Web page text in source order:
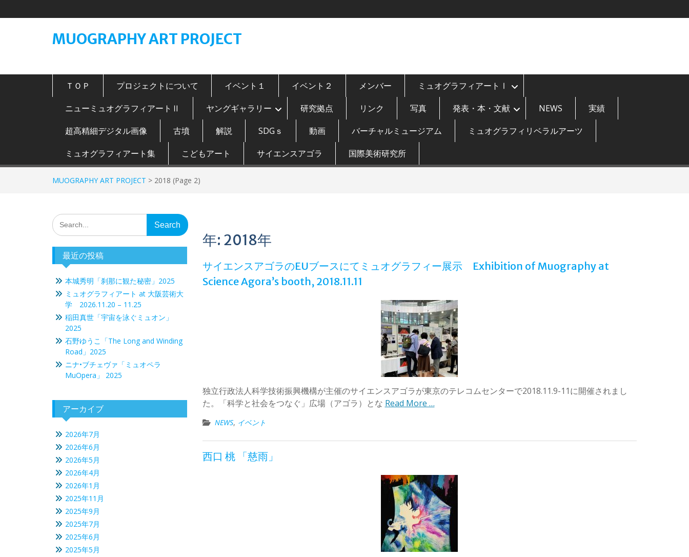
to
MUOGRAPHY ART PROJECT
ＴＯＰ プロジェクトについて イベント１ イベント２ メンバー
ミュオグラフィアートⅠ
ニューミュオグラフィアートⅡ
ヤングギャラリー 研究拠点 リンク 写真 発表・本・文献 NEWS
実績
超高精細デジタル画像
古墳 解説 SDGｓ 動画 バーチャルミュージアム
ミュオグラフィリベラルアーツ
ミュオグラフィアート集
こどもアート サイエンスアゴラ 国際美術研究所
MUOGRAPHY ART PROJECT > 2018 (Page 2)
年: 2018年
サイエンスアゴラのEUブースにてミュオグラフィー展示 Exhibition of Muography at
Science Agora’s booth, 2018.11.11
独立行政法人科学技術振興機構が主催のサイエンスアゴラが東京のテレコムセンターで2018.11.9-11に開催されまし
た。「科学と社会をつなぐ」広場（アゴラ）とな Read More …
NEWS, イベント
西口 桃 「慈雨」
Search
for:
最近の投稿
本城秀明「刹那に観た秘密」2025
ミュオグラフィアート at 大阪芸術大
学 2026.11.20 – 11.25
稲田真世「宇宙を泳ぐミュオン」
2025
石野ゆうこ「The Long and Winding
Road」2025
ニナ•ブチェヴァ「ミュオペラ
MuOpera」 2025
アーカイブ
2026年7月
2026年6月
2026年5月
2026年4月
2026年1月
2025年11月
2025年9月
2025年7月
2025年6月
2025年5月